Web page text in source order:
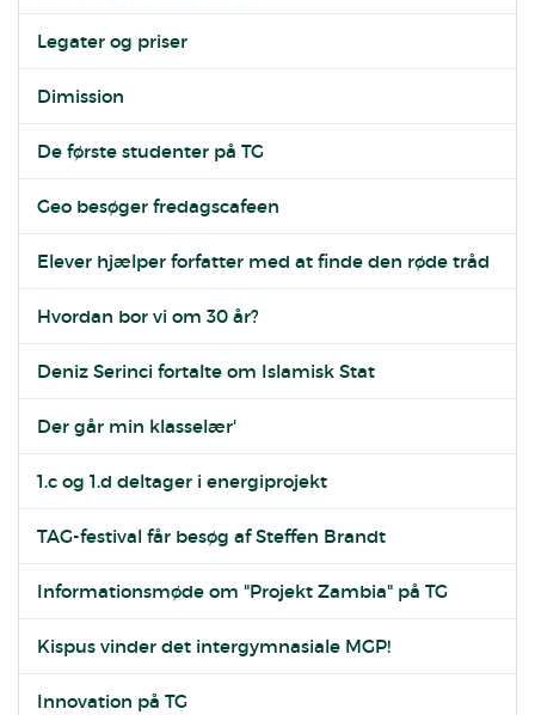
Legater og priser
Dimission
De første studenter på TG
Geo besøger fredagscafeen
Elever hjælper forfatter med at finde den røde tråd
Hvordan bor vi om 30 år?
Deniz Serinci fortalte om Islamisk Stat
Der går min klasselær'
1.c og 1.d deltager i energiprojekt
TAG-festival får besøg af Steffen Brandt
Informationsmøde om "Projekt Zambia" på TG
Kispus vinder det intergymnasiale MGP!
Innovation på TG